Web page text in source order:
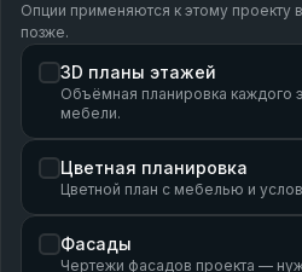
Опции применяются к этому проекту
позже.
3D планы этажей
Объёмная планировка каждого
мебели.
Цветная планировка
Цветной план с мебелью и
Фасады
Чертежи фасадов проекта —